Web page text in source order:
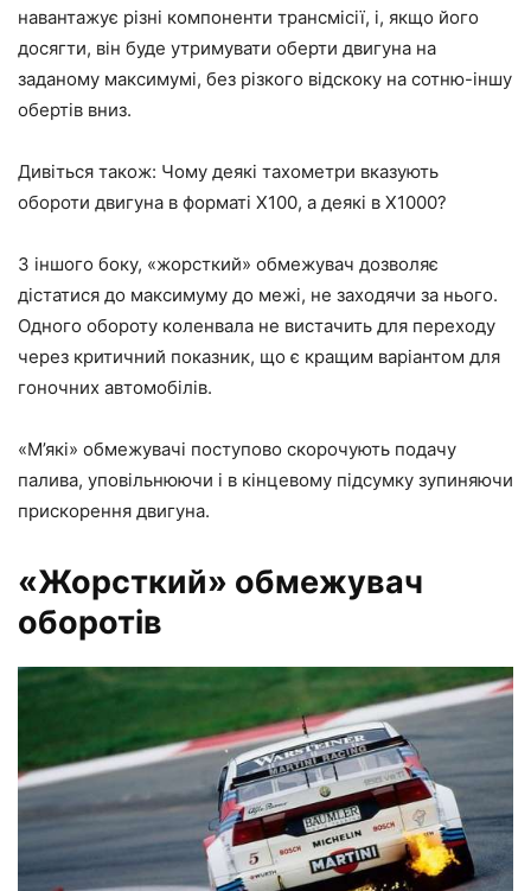
навантажує різні компоненти трансмісії, і, якщо його
досягти, він буде утримувати оберти двигуна на
заданому максимумі, без різкого відскоку на сотню-іншу
обертів вниз.
Дивіться також: Чому деякі тахометри вказують
обороти двигуна в форматі Х100, а деякі в Х1000?
З іншого боку, «жорсткий» обмежувач дозволяє
дістатися до максимуму до межі, не заходячи за нього.
Одного обороту коленвала не вистачить для переходу
через критичний показник, що є кращим варіантом для
гоночних автомобілів.
«М’які» обмежувачі поступово скорочують подачу
палива, уповільнюючи і в кінцевому підсумку зупиняючи
прискорення двигуна.
«Жорсткий» обмежувач
оборотів